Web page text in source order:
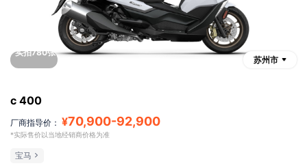
实拍780张
苏州市
c 400
厂商指导价： ¥70,900-92,900
*实际售价以当地经销商价格为准
宝马